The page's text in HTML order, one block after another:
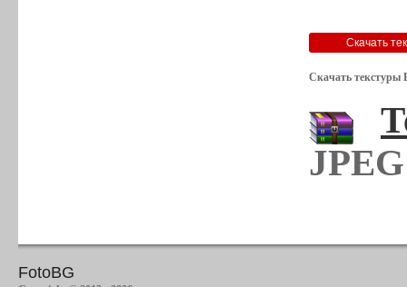
Скачать текстуры
FotoBG